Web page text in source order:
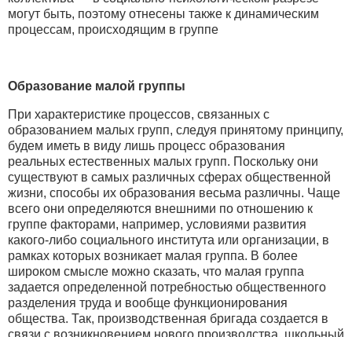
могут быть, поэтому отнесены также к динамическим
процессам, происходящим в группе
Образование малой группы
При характеристике процессов, связанных с
образованием малых групп, следуя принятому принципу,
будем иметь в виду лишь процесс образования
реальных естественных малых групп. Поскольку они
существуют в самых различных сферах общественной
жизни, способы их образования весьма различны. Чаще
всего они определяются внешними по отношению к
группе факторами, например, условиями развития
какого-либо социального института или организации, в
рамках которых возникает малая группа. В более
широком смысле можно сказать, что малая группа
задается определенной потребностью общественного
разделения труда и вообще функционирования
общества. Так, производственная бригада создается в